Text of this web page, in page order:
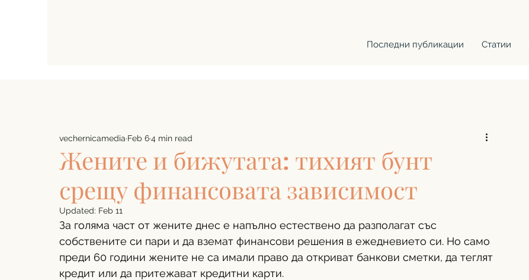
Последни публикации Статии
Жените и бижутата: тихият бунт
срещу финансовата зависимост
vechernicamedia Feb 64 min read
Updated: Feb 11
За голяма част от жените днес е напълно естествено да разполагат със
собствените си пари и да вземат финансови решения в ежедневието си. Но само
преди 60 години жените не са имали право да откриват банкови сметки, да теглят
кредит или да притежават кредитни карти.